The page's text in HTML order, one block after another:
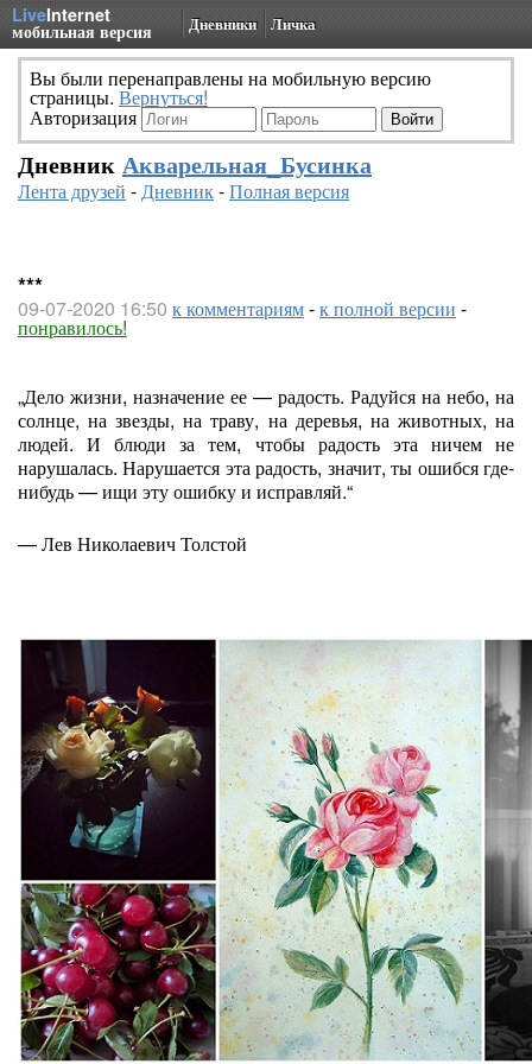
LiveInternet
мобильная версия Дневники Личка
Вы были перенаправлены на мобильную версию
страницы. Вернуться!
Авторизация
Дневник Акварельная_Бусинка
Лента друзей -Дневник-Полная версия
***
09-07-2020 16:50 к комментариям-к полной версии -
понравилось!
„Дело жизни, назначение ее — радость. Радуйся на небо, на
солнце, на звезды, на траву, на деревья, на животных, на
людей. И блюди за тем, чтобы радость эта ничем не
нарушалась. Нарушается эта радость, значит, ты ошибся где-
нибудь — ищи эту ошибку и исправляй.“
— Лев Николаевич Толстой